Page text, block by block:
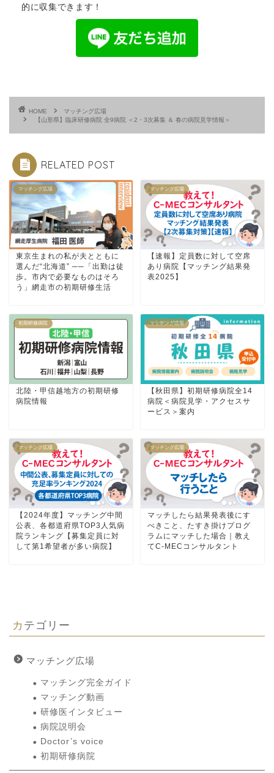
的に収集できます！
HOME
マッチング広場
【山形県】臨床研修病院 全9病院 ＜2・3次募集 ＆ 春の病院見学情報＞
RELATED POST
マッチング広場
東京生まれの私が夫とともに
選んだ“北海道” ──「出勤は徒
歩。市内で必要なものはそろ
う」網走市の初期研修生活
マッチング広場
【速報】定員数に対して空席
あり病院【マッチング結果発
表2025】
初期研修病院
北陸・甲信越地方の初期研修
病院情報
マッチング広場
【秋田県】初期研修病院全14
病院＜病院見学・アクセスサ
ービス＞案内
マッチング広場
【2024年度】マッチング中間
公表、各都道府県TOP3人気病
院ランキング【募集定員に対
して第1希望者が多い病院】
マッチング広場
マッチしたら結果発表後にす
べきこと、たすき掛けプログ
ラムにマッチした場合｜教え
てC-MECコンサルタント
カテゴリー
マッチング広場
マッチング完全ガイド
マッチング動画
研修医インタビュー
病院説明会
Doctor’s voice
初期研修病院